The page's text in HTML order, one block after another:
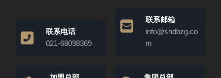
联系电话
021-68098369
联系邮箱
info@shdbzg.co
m